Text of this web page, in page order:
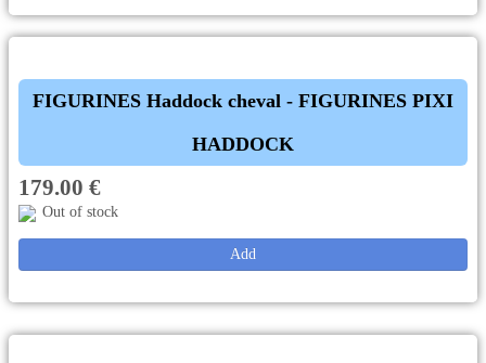
FIGURINES Haddock cheval - FIGURINES PIXI
HADDOCK
179.00 €
Out of stock
Add